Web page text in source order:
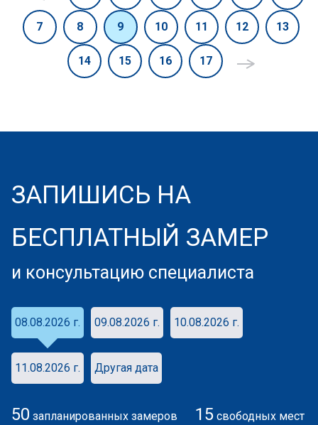
7 8 9 10 11 12 13
14 15 16 17
ЗАПИШИСЬ НА
БЕСПЛАТНЫЙ ЗАМЕР
и консультацию специалиста
08.08.2026 г. 09.08.2026 г. 10.08.2026 г.
11.08.2026 г. Другая дата
50 запланированных замеров 15 свободных мест